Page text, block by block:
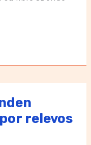
relevos